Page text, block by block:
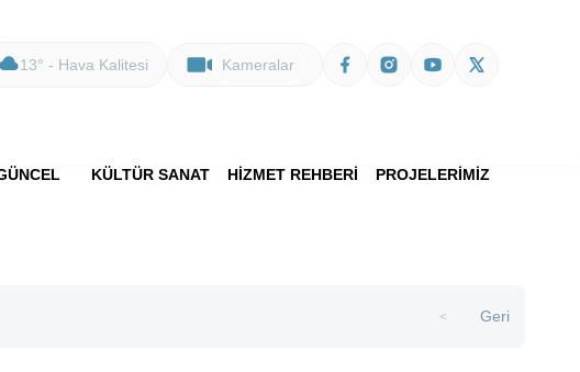
13° - Hava Kalitesi Kameralar
KÜLTÜR SANAT HİZMET REHBERİ PROJELERİMİZ
> Geri